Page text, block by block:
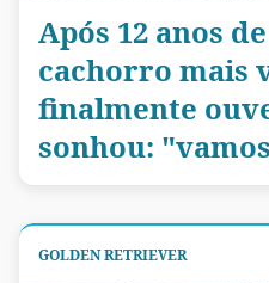
Após 12 anos
cachorro mais
finalmente
sonhou:
GOLDEN RETRIEVER